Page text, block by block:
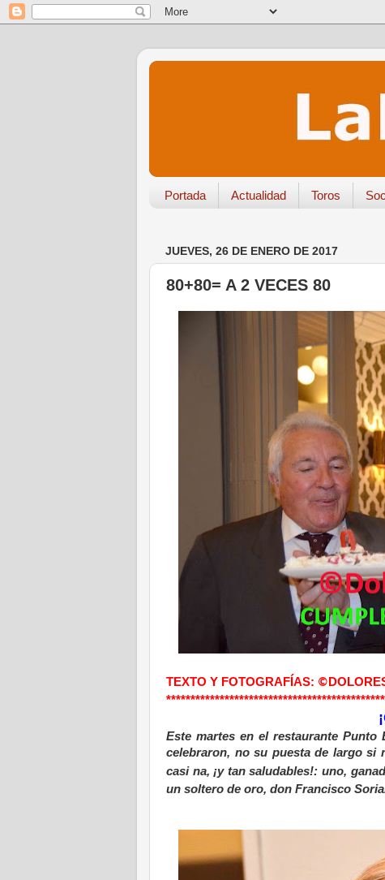
Portada Actualidad Toros
JUEVES, 26 DE ENERO DE 2017
80+80= A 2 VECES 80
TEXTO Y FOTOGRAFÍAS: ©
Este martes en el restaurante
celebraron, no su puesta de largo si
casi na, ¡y tan saludables!: uno,
un soltero de oro, don Francisco